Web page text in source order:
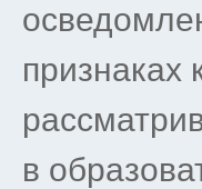
признаках
в